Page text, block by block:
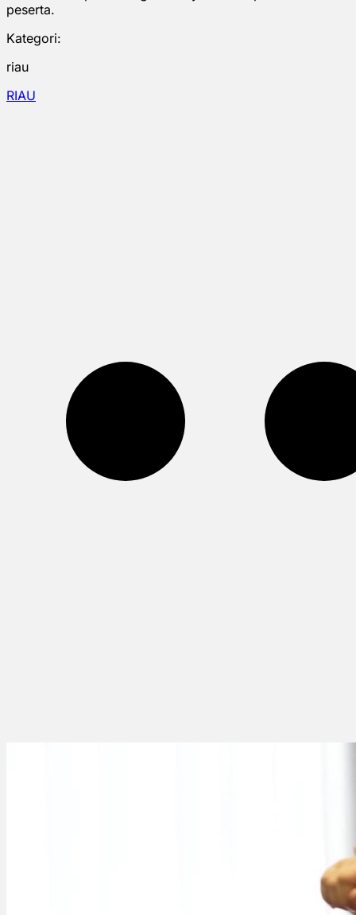
peserta.
Kategori:
riau
RIAU